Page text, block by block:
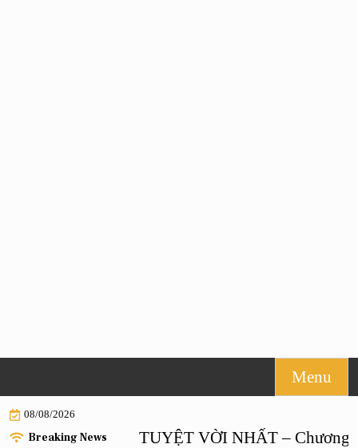
to
content
Menu
08/08/2026
Breaking News
HÔN NHÂN TUYỆT VỜI NHẤT – Chương 55 |